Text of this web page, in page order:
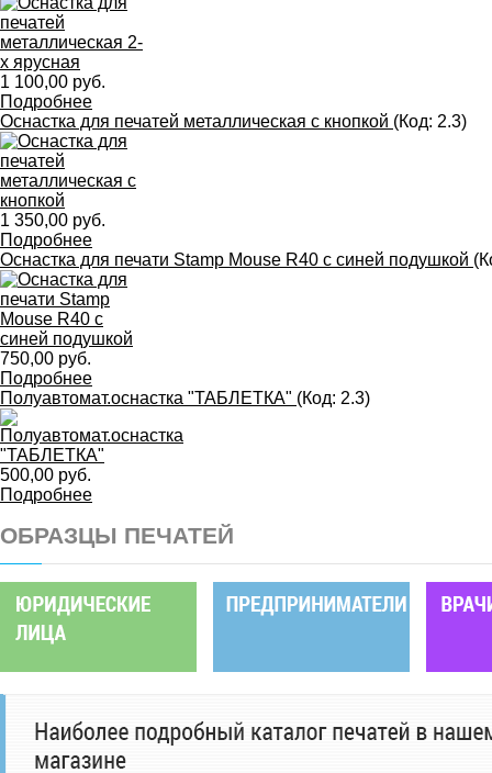
1 100,00 руб.
Подробнее
Оснастка для печатей металлическая с кнопкой (Код: 2.3)
1 350,00 руб.
Подробнее
Оснастка для печати Stamp Mouse R40 с синей подушкой
750,00 руб.
Подробнее
Полуавтомат.оснастка "ТАБЛЕТКА" (Код: 2.3)
500,00 руб.
Подробнее
ОБРАЗЦЫ ПЕЧАТЕЙ